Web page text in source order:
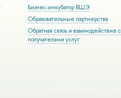
Бизнес-инкубатор ВШЭ
Образовательные партнерства
Обратная связь и взаимодействие с
получателями услуг